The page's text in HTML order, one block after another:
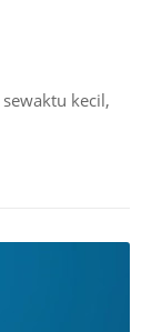
kecil,